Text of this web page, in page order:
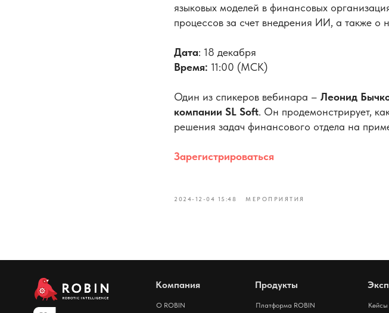
языковых моделей в финансовых
процессов за счет внедрения ИИ, а также о
Дата: 18 декабря
Время: 11:00 (МСК)
Один из спикеров вебинара – Леонид
компании SL Soft. Он продемонстрирует,
решения задач финансового отдела на
Зарегистрироваться
2024-12-04 15:48 МЕРОПРИЯТИЯ
Компания
О ROBIN Кейсы
Продукты
Платформа ROBIN